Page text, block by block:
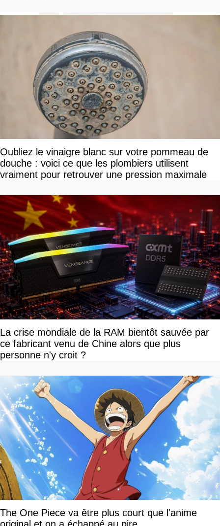
Oubliez le vinaigre blanc sur votre pommeau de
douche : voici ce que les plombiers utilisent
vraiment pour retrouver une pression maximale
La crise mondiale de la RAM bientôt sauvée par
ce fabricant venu de Chine alors que plus
personne n'y croit ?
The One Piece va être plus court que l'anime
original et on a échappé au pire